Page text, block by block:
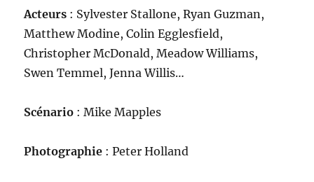
Acteurs : Sylvester Stallone, Ryan Guzman,
Matthew Modine, Colin Egglesfield,
Christopher McDonald, Meadow Williams,
Swen Temmel, Jenna Willis…
Scénario : Mike Mapples
Photographie : Peter Holland